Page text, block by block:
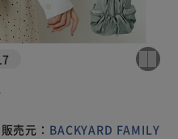
販売元： BACKYARD FAMILY